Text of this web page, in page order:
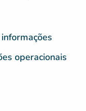
operacionais